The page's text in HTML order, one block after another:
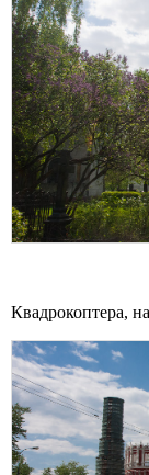
Квадрокоптера,